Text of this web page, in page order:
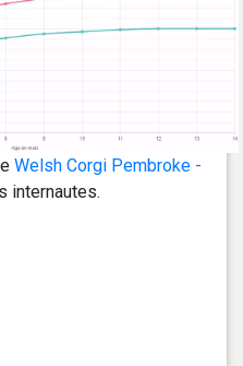
Welsh Corgi Pembroke -
internautes.